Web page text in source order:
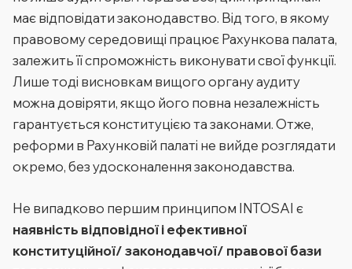
має відповідати законодавство. Від того, в якому
правовому середовищі працює Рахункова палата,
залежить її спроможність виконувати свої функції.
Лише тоді висновкам вищого органу аудиту
можна довіряти, якщо його повна незалежність
гарантується конституцією та законами. Отже,
реформи в Рахунковій палаті не вийде розглядати
окремо, без удосконалення законодавства.
Не випадково першим принципом INTOSAI є
наявність відповідної і ефективної
конституційної/ законодавчої/ правової бази